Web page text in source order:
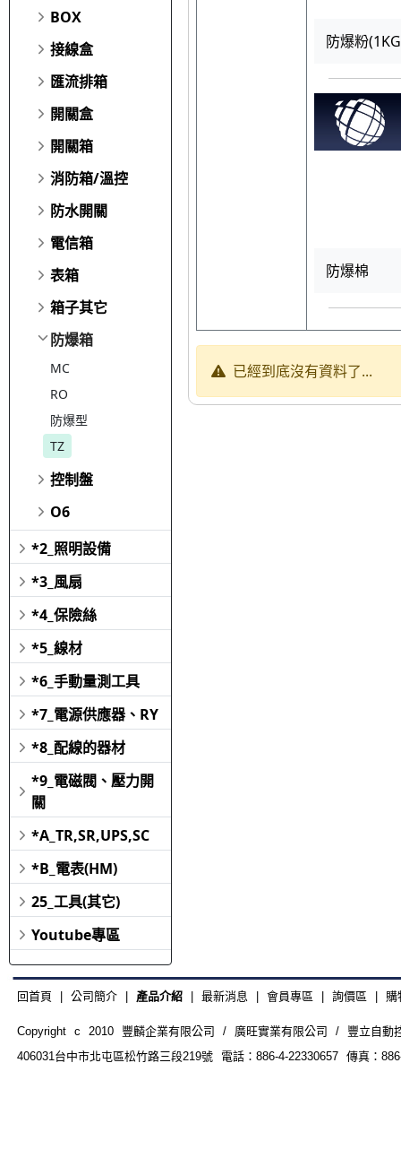
BOX
接線盒
匯流排箱
開關盒
開關箱
消防箱/溫控
防水開關
電信箱
表箱
箱子其它
防爆箱
MC
RO
防爆型
TZ
控制盤
O6
*2_照明設備
*3_風扇
*4_保險絲
*5_線材
*6_手動量測工具
*7_電源供應器、RY
*8_配線的器材
*9_電磁閥、壓力開
關
*A_TR,SR,UPS,SC
*B_電表(HM)
25_工具(其它)
Youtube專區
防爆粉
防爆棉
已經到底沒有資料了...
回首頁 公司簡介| 產品介紹| 最新消息 會員專區 詢價區 購
Copyright c 2010 豐麟企業有限公司 / 廣旺實業有限公司 / 豐立自動
406031台中市北屯區松竹路三段219號 電話：886-4-22330657 傳真：